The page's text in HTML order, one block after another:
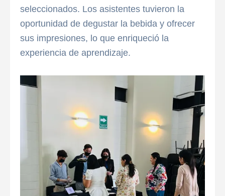
seleccionados. Los asistentes tuvieron la
oportunidad de degustar la bebida y ofrecer
sus impresiones, lo que enriqueció la
experiencia de aprendizaje.